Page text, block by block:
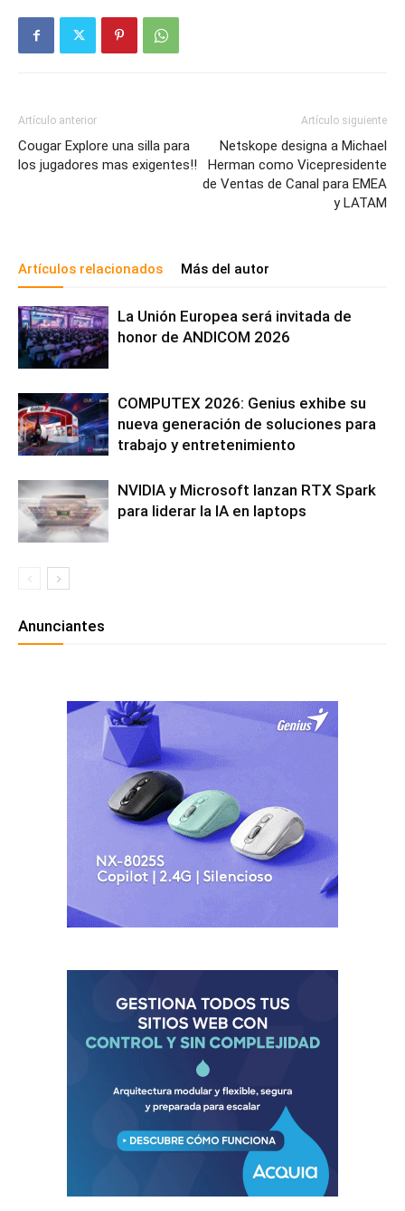
Artículo anterior
Cougar Explore una silla para
los jugadores mas exigentes!!
Artículo siguiente
Netskope designa a Michael
Herman como Vicepresidente
de Ventas de Canal para EMEA
y LATAM
Artículos relacionados Más del autor
La Unión Europea será invitada de
honor de ANDICOM 2026
COMPUTEX 2026: Genius exhibe su
nueva generación de soluciones para
trabajo y entretenimiento
NVIDIA y Microsoft lanzan RTX Spark
para liderar la IA en laptops
Anunciantes